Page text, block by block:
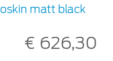
matt black
€ 626,30